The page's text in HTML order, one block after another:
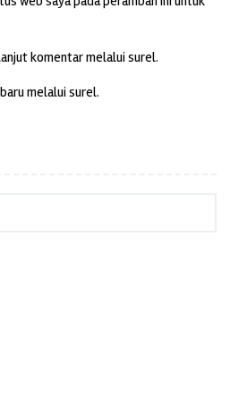
komentar melalui surel.
melalui surel.